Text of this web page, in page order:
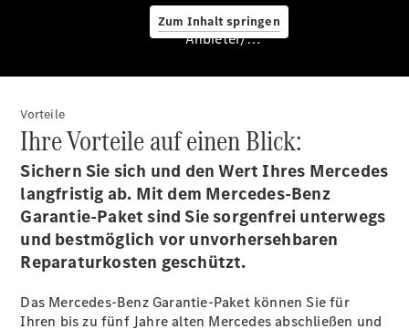
Zum Inhalt springen
Ansprechpartner
Karriere
Detail
Anbieter/Datenschutz
Vorteile
Ihre Vorteile auf einen Blick:
Sichern Sie sich und den Wert Ihres Mercedes
langfristig ab. Mit dem Mercedes-Benz
Garantie-Paket sind Sie sorgenfrei unterwegs
und bestmöglich vor unvorhersehbaren
Reparaturkosten geschützt.
Das Mercedes-Benz Garantie-Paket können Sie für
Ihren bis zu fünf Jahre alten Mercedes abschließen und